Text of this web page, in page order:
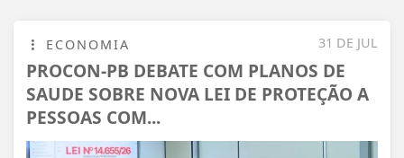
31 DE JUL
ECONOMIA
PROCON-PB DEBATE COM PLANOS DE
SAUDE SOBRE NOVA LEI DE PROTEÇÃO A
PESSOAS COM...